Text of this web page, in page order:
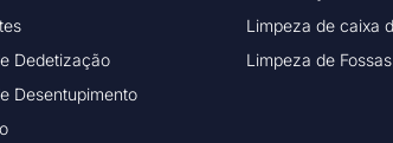
Dedetização
Desentupimento
Limpeza de caixa
Limpeza de Fossas